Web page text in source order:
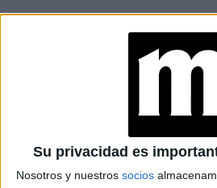
Su privacidad es
Nosotros y nuestros socios
Caras
Hombre